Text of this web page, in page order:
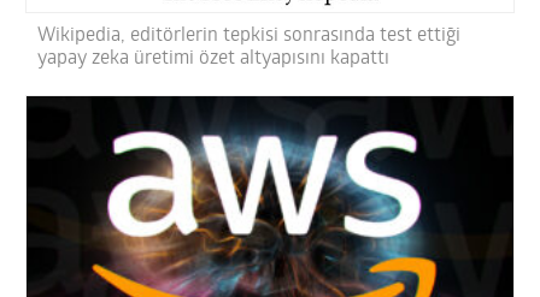
Wikipedia, editörlerin tepkisi sonrasında test ettiği
yapay zeka üretimi özet altyapısını kapattı